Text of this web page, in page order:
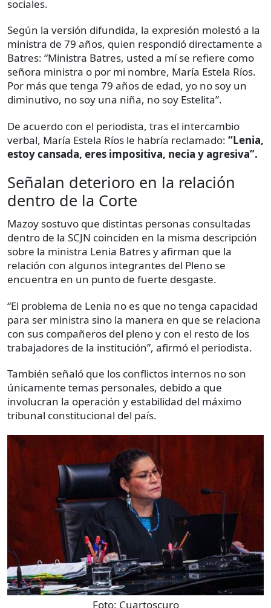
sociales.
Según la versión difundida, la expresión molestó a la
ministra de 79 años, quien respondió directamente a
Batres: “Ministra Batres, usted a mí se refiere como
señora ministra o por mi nombre, María Estela Ríos.
Por más que tenga 79 años de edad, yo no soy un
diminutivo, no soy una niña, no soy Estelita”.
De acuerdo con el periodista, tras el intercambio
verbal, María Estela Ríos le habría reclamado: “Lenia,
estoy cansada, eres impositiva, necia y agresiva”.
Señalan deterioro en la relación
dentro de la Corte
Mazoy sostuvo que distintas personas consultadas
dentro de la SCJN coinciden en la misma descripción
sobre la ministra Lenia Batres y afirman que la
relación con algunos integrantes del Pleno se
encuentra en un punto de fuerte desgaste.
“El problema de Lenia no es que no tenga capacidad
para ser ministra sino la manera en que se relaciona
con sus compañeros del pleno y con el resto de los
trabajadores de la institución”, afirmó el periodista.
También señaló que los conflictos internos no son
únicamente temas personales, debido a que
involucran la operación y estabilidad del máximo
tribunal constitucional del país.
Foto: Cuartoscuro